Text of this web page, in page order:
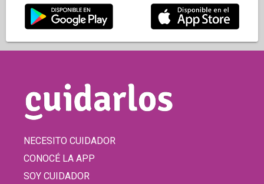
NECESITO CUIDADOR
CONOCÉ LA APP
SOY CUIDADOR